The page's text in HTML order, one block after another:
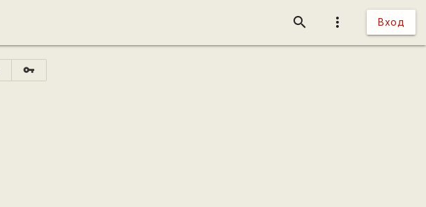
more_vert Вход
search
vpn_key